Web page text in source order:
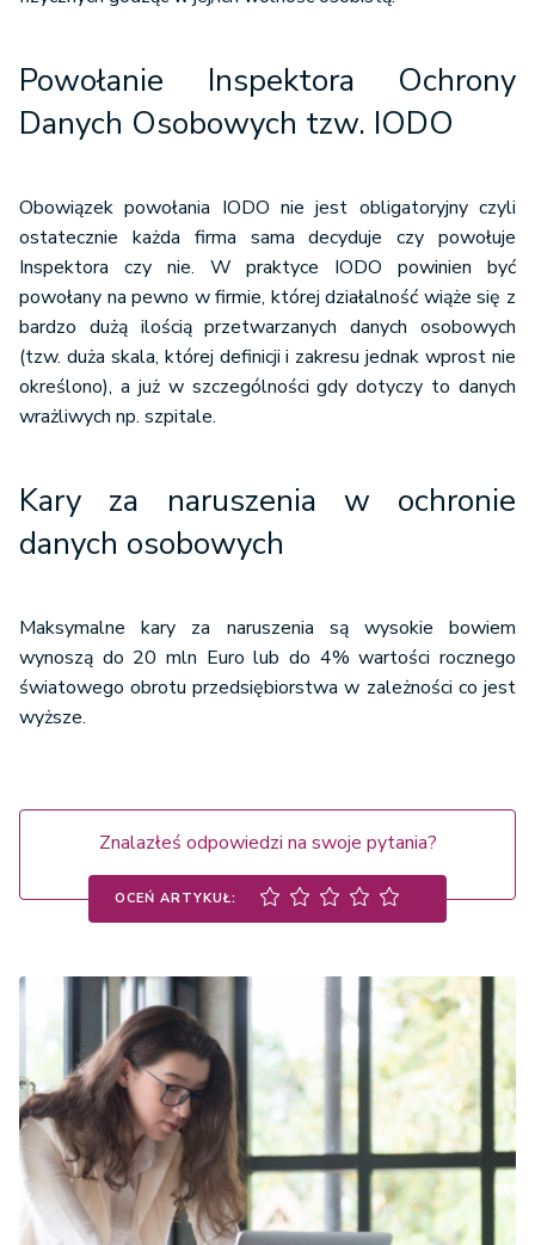
Powołanie Inspektora Ochrony
Danych Osobowych tzw. IODO
Obowiązek powołania IODO nie jest obligatoryjny czyli
ostatecznie każda firma sama decyduje czy powołuje
Inspektora czy nie. W praktyce IODO powinien być
powołany na pewno w firmie, której działalność wiąże się z
bardzo dużą ilością przetwarzanych danych osobowych
(tzw. duża skala, której definicji i zakresu jednak wprost nie
określono), a już w szczególności gdy dotyczy to danych
wrażliwych np. szpitale.
Kary za naruszenia w ochronie
danych osobowych
Maksymalne kary za naruszenia są wysokie bowiem
wynoszą do 20 mln Euro lub do 4% wartości rocznego
światowego obrotu przedsiębiorstwa w zależności co jest
wyższe.
Znalazłeś odpowiedzi na swoje pytania?
OCEŃ ARTYKUŁ: